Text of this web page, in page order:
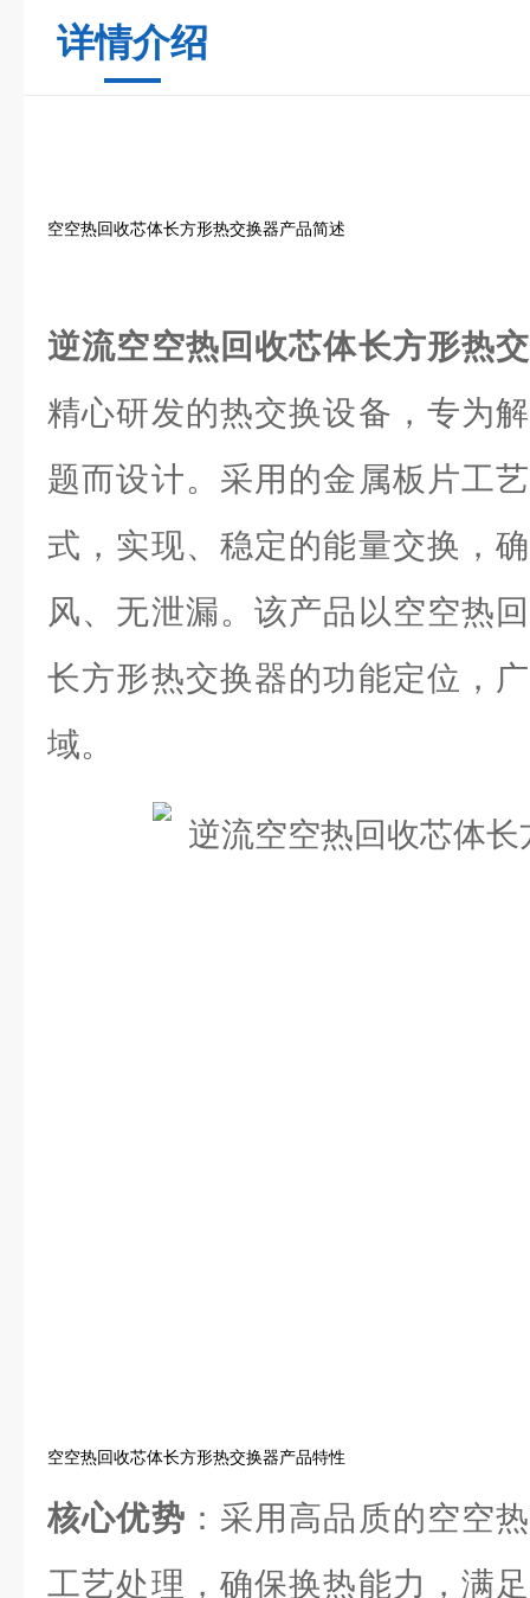
详情介绍
空空热回收芯体长方形热交换器产品简述
逆流空空热回收芯体长方形热
精心研发的热交换设备，专为
题而设计。采用的金属板片工
式，实现、稳定的能量交换，
风、无泄漏。该产品以空空热
长方形热交换器的功能定位，
域。
空空热回收芯体长方形热交换器产品特性
核心优势 ：采用高品质的空空
工艺处理，确保换热能力，满